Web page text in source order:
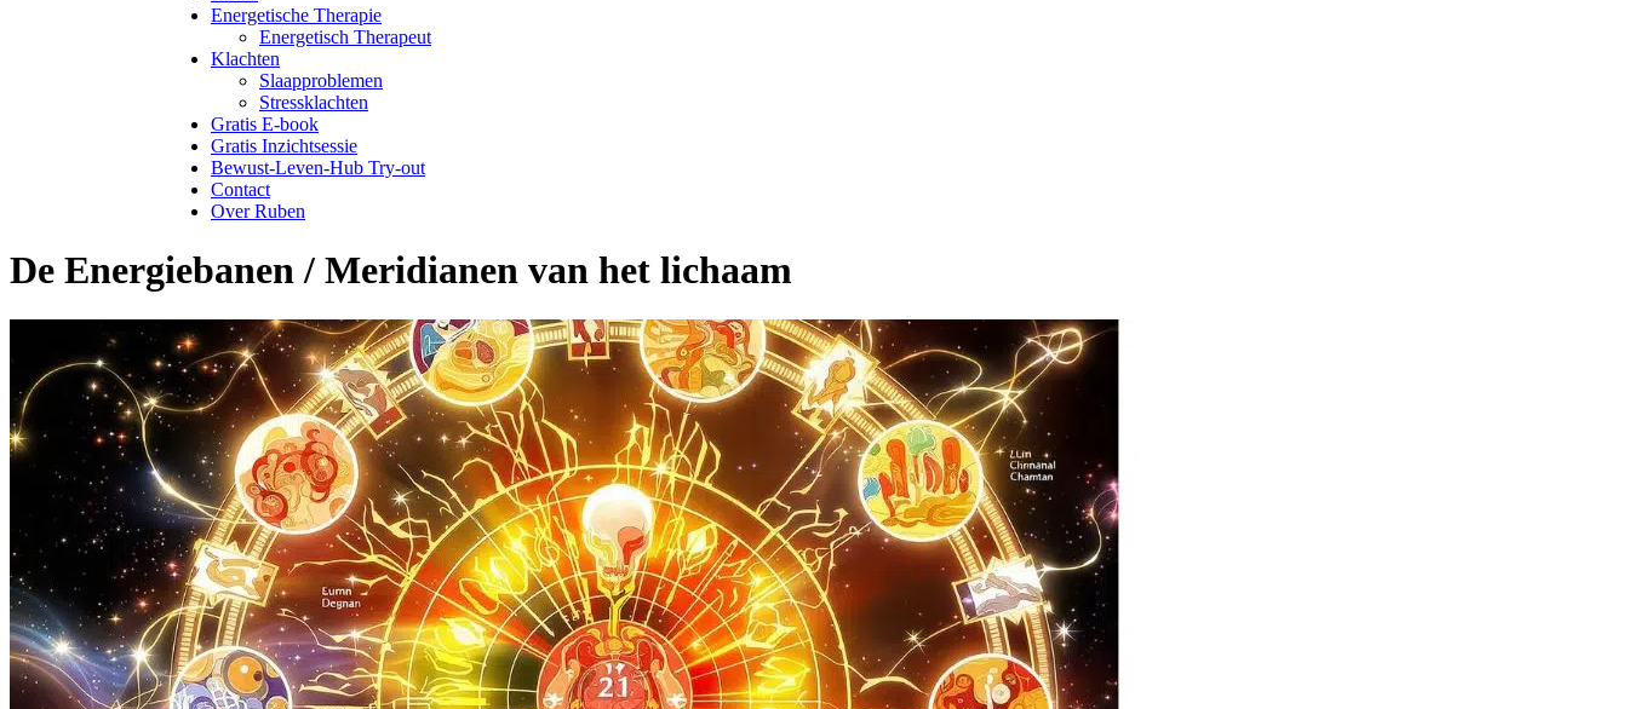
Energetische Therapie
Energetisch Therapeut
Klachten
Slaapproblemen
Stressklachten
Gratis E-book
Gratis Inzichtsessie
Bewust-Leven-Hub Try-out
Contact
Over Ruben
De Energiebanen / Meridianen van het lichaam